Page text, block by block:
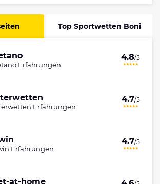
Top Sportwetten Boni
Erfahrungen
4.8/5
Erfahrungen
4.7/5
Erfahrungen
4.7/5
at-home